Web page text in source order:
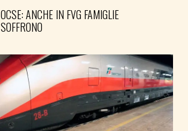
OCSE: ANCHE IN FVG FAMIGLIE
SOFFRONO